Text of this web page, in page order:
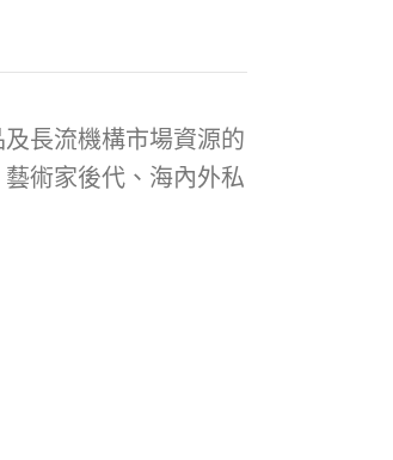
長流機構市場資源的
術家後代、海內外私